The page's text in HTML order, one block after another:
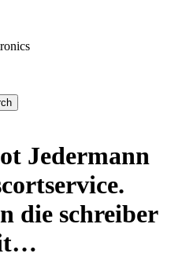
Jedermann
die schreiber